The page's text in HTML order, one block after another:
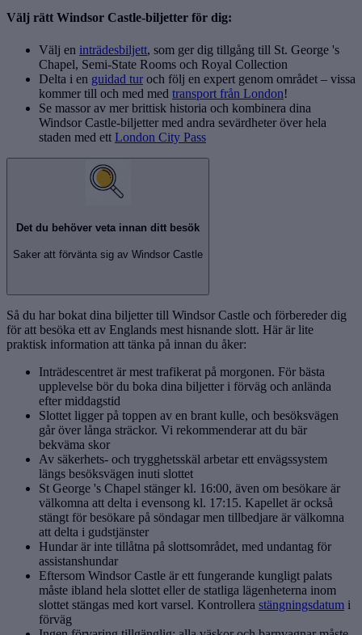
Välj rätt Windsor Castle-biljetter för dig:
Välj en inträdesbiljett, som ger dig tillgång till St. George 's
Chapel, Semi-State Rooms och Royal Collection
Delta i en guidad tur och följ en expert genom området – vissa
kommer till och med med transport från London!
Se massor av mer brittisk historia och kombinera dina
Windsor Castle-biljetter med andra sevärdheter över hela
staden med ett London City Pass
Det du behöver veta innan ditt besök
Saker att förvänta sig av Windsor Castle
Så du har bokat dina biljetter till Windsor Castle och förbereder dig
för att besöka ett av Englands mest hisnande slott. Här är lite
praktisk information att tänka på innan du åker:
Inträdescentret är mest trafikerat på morgonen. För bästa
upplevelse bör du boka dina biljetter i förväg och anlända
efter middagstid
Slottet ligger på toppen av en brant kulle, och besöksvägen
går över långa sträckor. Vi rekommenderar att du bär
bekväma skor
Av säkerhets- och trygghetsskäl arbetar ett envägssystem
längs besöksvägen inuti slottet
St George 's Chapel stänger kl. 16:00, även om besökare är
välkomna att delta i evensong kl. 17:15. Kapellet är också
stängt för besökare på söndagar men tillbedjare är välkomna
att delta i gudstjänster
Hundar är inte tillåtna på slottsområdet, med undantag för
assistanshundar
Eftersom Windsor Castle är ett fungerande kungligt palats
måste ibland hela slottet eller de statliga lägenheterna inom
slottet stängas med kort varsel. Kontrollera stängningsdatum i
förväg